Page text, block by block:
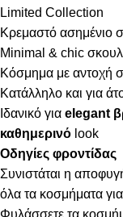
Limited Collection
Κρεμαστό ασημένιο
Minimal & chic
Κόσμημα με αντοχή
Κατάλληλο και για
Ιδανικό για elegant
καθημερινό look
Οδηγίες φροντίδας
Συνιστάται η
όλα τα κοσμήματα